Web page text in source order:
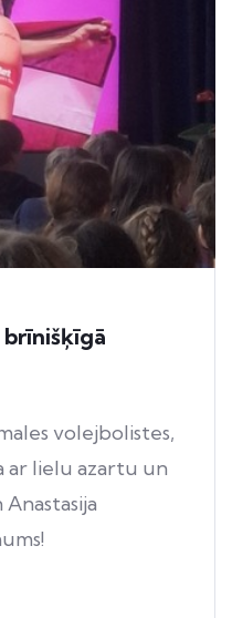
volejbolistes,
ar lielu azartu un